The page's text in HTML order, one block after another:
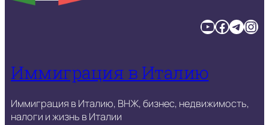
YouTube Facebook TelegramInstagram
Иммиграция в Италию
Иммиграция в Италию, ВНЖ, бизнес, недвижимость,
налоги и жизнь в Италии